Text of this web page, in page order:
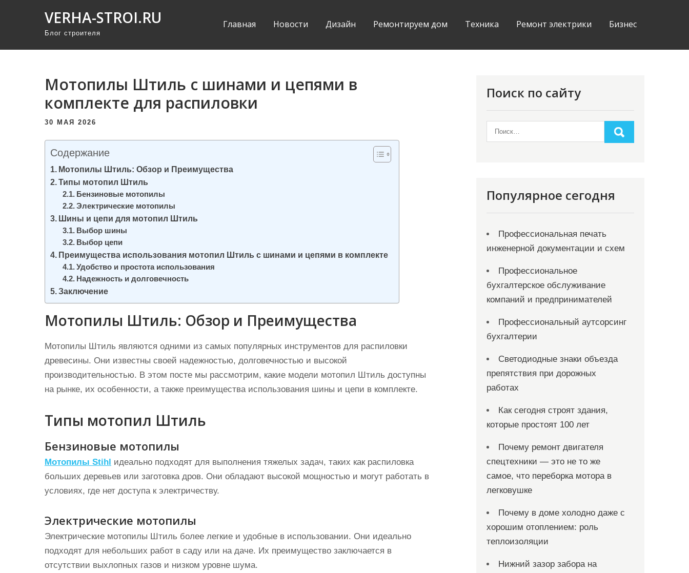
м
VERHA-STROI.RU
Блог строителя
Главная Новости Дизайн Ремонтируем дом Техника Ремонт электрики Бизнес
Мотопилы Штиль с шинами и цепями в
комплекте для распиловки
30 МАЯ 2026
Содержание
Мотопилы Штиль: Обзор и Преимущества
Типы мотопил Штиль
Бензиновые мотопилы
Электрические мотопилы
Шины и цепи для мотопил Штиль
Выбор шины
Выбор цепи
Преимущества использования мотопил Штиль с шинами и цепями в комплекте
Удобство и простота использования
Надежность и долговечность
Заключение
Мотопилы Штиль: Обзор и Преимущества
Мотопилы Штиль являются одними из самых популярных инструментов для распиловки
древесины. Они известны своей надежностью, долговечностью и высокой
производительностью. В этом посте мы рассмотрим, какие модели мотопил Штиль доступны
на рынке, их особенности, а также преимущества использования шины и цепи в комплекте.
Типы мотопил Штиль
Бензиновые мотопилы
Мотопилы Stihl идеально подходят для выполнения тяжелых задач, таких как распиловка
больших деревьев или заготовка дров. Они обладают высокой мощностью и могут работать в
условиях, где нет доступа к электричеству.
Электрические мотопилы
Электрические мотопилы Штиль более легкие и удобные в использовании. Они идеально
подходят для небольших работ в саду или на даче. Их преимущество заключается в
отсутствии выхлопных газов и низком уровне шума.
Поиск по сайту
Популярное сегодня
Профессиональная печать
инженерной документации и схем
Профессиональное
бухгалтерское обслуживание
компаний и предпринимателей
Профессиональный аутсорсинг
бухгалтерии
Светодиодные знаки объезда
препятствия при дорожных
работах
Как сегодня строят здания,
которые простоят 100 лет
Почему ремонт двигателя
спецтехники — это не то же
самое, что переборка мотора в
легковушке
Почему в доме холодно даже с
хорошим отоплением: роль
теплоизоляции
Нижний зазор забора на